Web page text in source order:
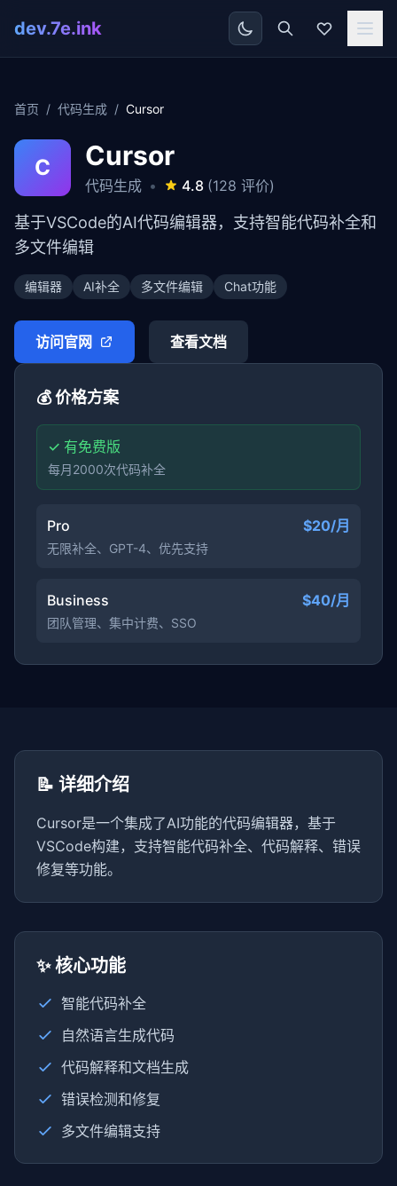
dev.7e.ink
首页 / 代码生成 / Cursor
C Cursor
代码生成 • 4.8 (128 评价)
基于VSCode的AI代码编辑器，支持智能代码补全和
多文件编辑
编辑器 AI补全 多文件编辑 Chat功能
访问官网 查看文档
💰 价格方案
✓ 有免费版
每月2000次代码补全
Pro $20/月
无限补全、GPT-4、优先支持
Business $40/月
团队管理、集中计费、SSO
📝 详细介绍
Cursor是一个集成了AI功能的代码编辑器，基于
VSCode构建，支持智能代码补全、代码解释、错误
修复等功能。
✨ 核心功能
智能代码补全
自然语言生成代码
代码解释和文档生成
错误检测和修复
多文件编辑支持